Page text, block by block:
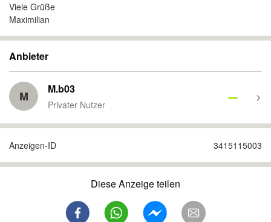
Viele Grüße
Maximilian
Anbieter
M M.b03
Privater Nutzer
Anzeigen-ID 3415115003
Diese Anzeige teilen